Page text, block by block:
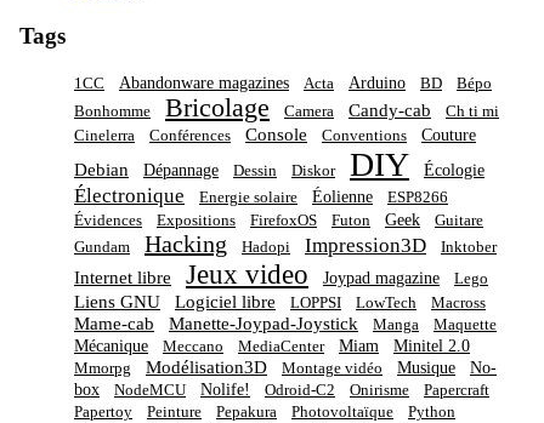
Tags
1CC Abandonware magazines Acta Arduino BD
Bépo
Bonhomme
Bricolage Camera Candy-cab
Ch ti mi
Cinelerra
Conférences Console Conventions Couture
Debian Dépannage Dessin Diskor DIY Écologie
Électronique Energie solaire Éolienne
ESP8266
Évidences
Expositions FirefoxOS Futon Geek
Guitare
Gundam
Hacking Hadopi Impression3D Inktober
Internet libre Jeux video Joypad magazine Lego
Liens GNU Logiciel libre LOPPSI LowTech Macross
Mame-cab Manette-Joypad-Joystick Manga Maquette
Mécanique Meccano MediaCenter Miam Minitel 2.0
Mmorpg Modélisation3D Montage vidéo Musique
No-
box
NodeMCU Nolife! Odroid-C2 Onirisme
Papercraft
Papertoy
Peinture Pepakura Photovoltaïque Python